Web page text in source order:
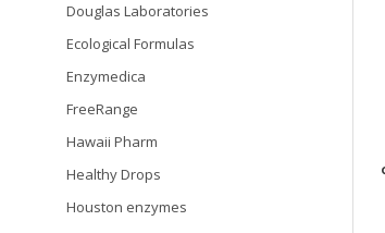
Douglas Laboratories
Ecological Formulas
Enzymedica
FreeRange
Hawaii Pharm
Healthy Drops
Houston enzymes